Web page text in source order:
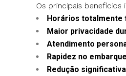
Os principais benefícios
Horários totalmente
Maior privacidade
Atendimento
Rapidez no
Redução